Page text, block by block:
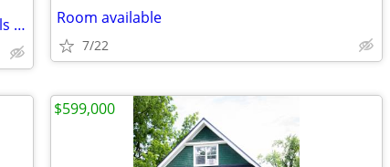
Gorgeous Home Sanctuary, Garden & Trails w Airbnb Room available
7/22
$599,000